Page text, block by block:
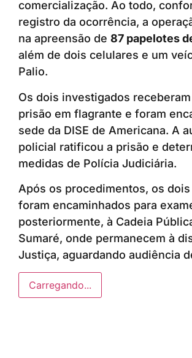
comercialização. Ao todo,
registro da ocorrência, a
na apreensão de 87 papelotes
além de dois celulares e um
Palio.
Os dois investigados
prisão em flagrante e foram
sede da DISE de Americana. A
policial ratificou a prisão e
medidas de Polícia Judiciária.
Após os procedimentos, os
foram encaminhados para
posteriormente, à Cadeia
Sumaré, onde permanecem à
Justiça, aguardando audiência
Carregando...